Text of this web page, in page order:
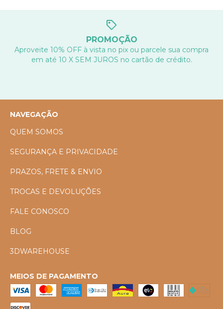
PROMOÇÃO
Aproveite 10% OFF à vista no pix ou parcele sua compra
em até 10 X SEM JUROS no cartão de crédito.
NAVEGAÇÃO
QUEM SOMOS
SEGURANÇA E PRIVACIDADE
PRAZOS, FRETE & ENVIO
TROCAS E DEVOLUÇÕES
FALE CONOSCO
BLOG
3DWAREHOUSE
MEIOS DE PAGAMENTO